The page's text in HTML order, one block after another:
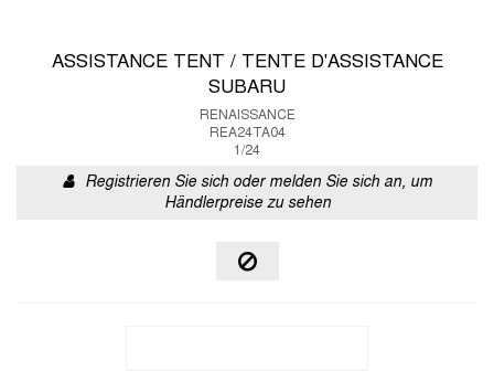
ASSISTANCE TENT / TENTE D'ASSISTANCE
SUBARU
RENAISSANCE
REA24TA04
1/24
Registrieren Sie sich oder melden Sie sich an, um
Händlerpreise zu sehen